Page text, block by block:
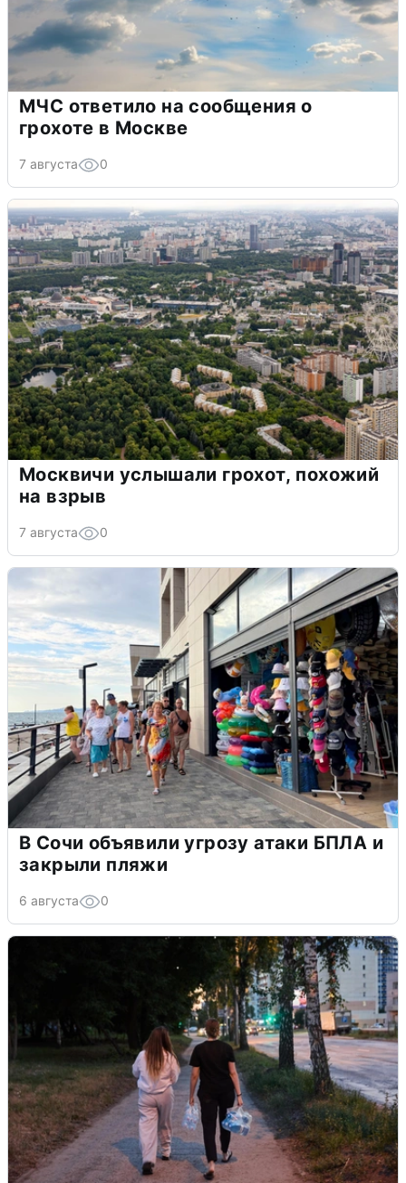
МЧС ответило на сообщения о
грохоте в Москве
7 августа 0
Москвичи услышали грохот, похожий
на взрыв
7 августа 0
В Сочи объявили угрозу атаки БПЛА и
закрыли пляжи
6 августа 0